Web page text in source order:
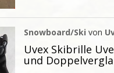
Snowboard/Ski von
Uvex Skibrille
und